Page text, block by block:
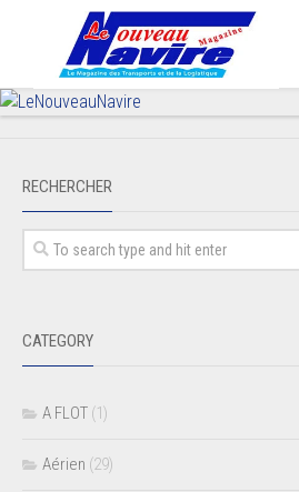
RECHERCHER
CATEGORY
A FLOT (1)
Aérien (29)